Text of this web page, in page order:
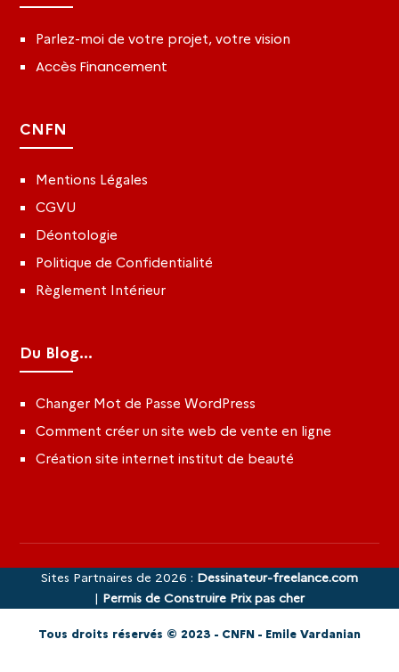
Parlez-moi de votre projet, votre vision
Accès Financement
CNFN
Mentions Légales
CGVU
Déontologie
Politique de Confidentialité
Règlement Intérieur
Du Blog...
Changer Mot de Passe WordPress
Comment créer un site web de vente en ligne
Création site internet institut de beauté
Sites Partnaires de 2026 : Dessinateur-freelance.com
| Permis de Construire Prix pas cher
Tous droits réservés © 2023 - CNFN - Emile Vardanian